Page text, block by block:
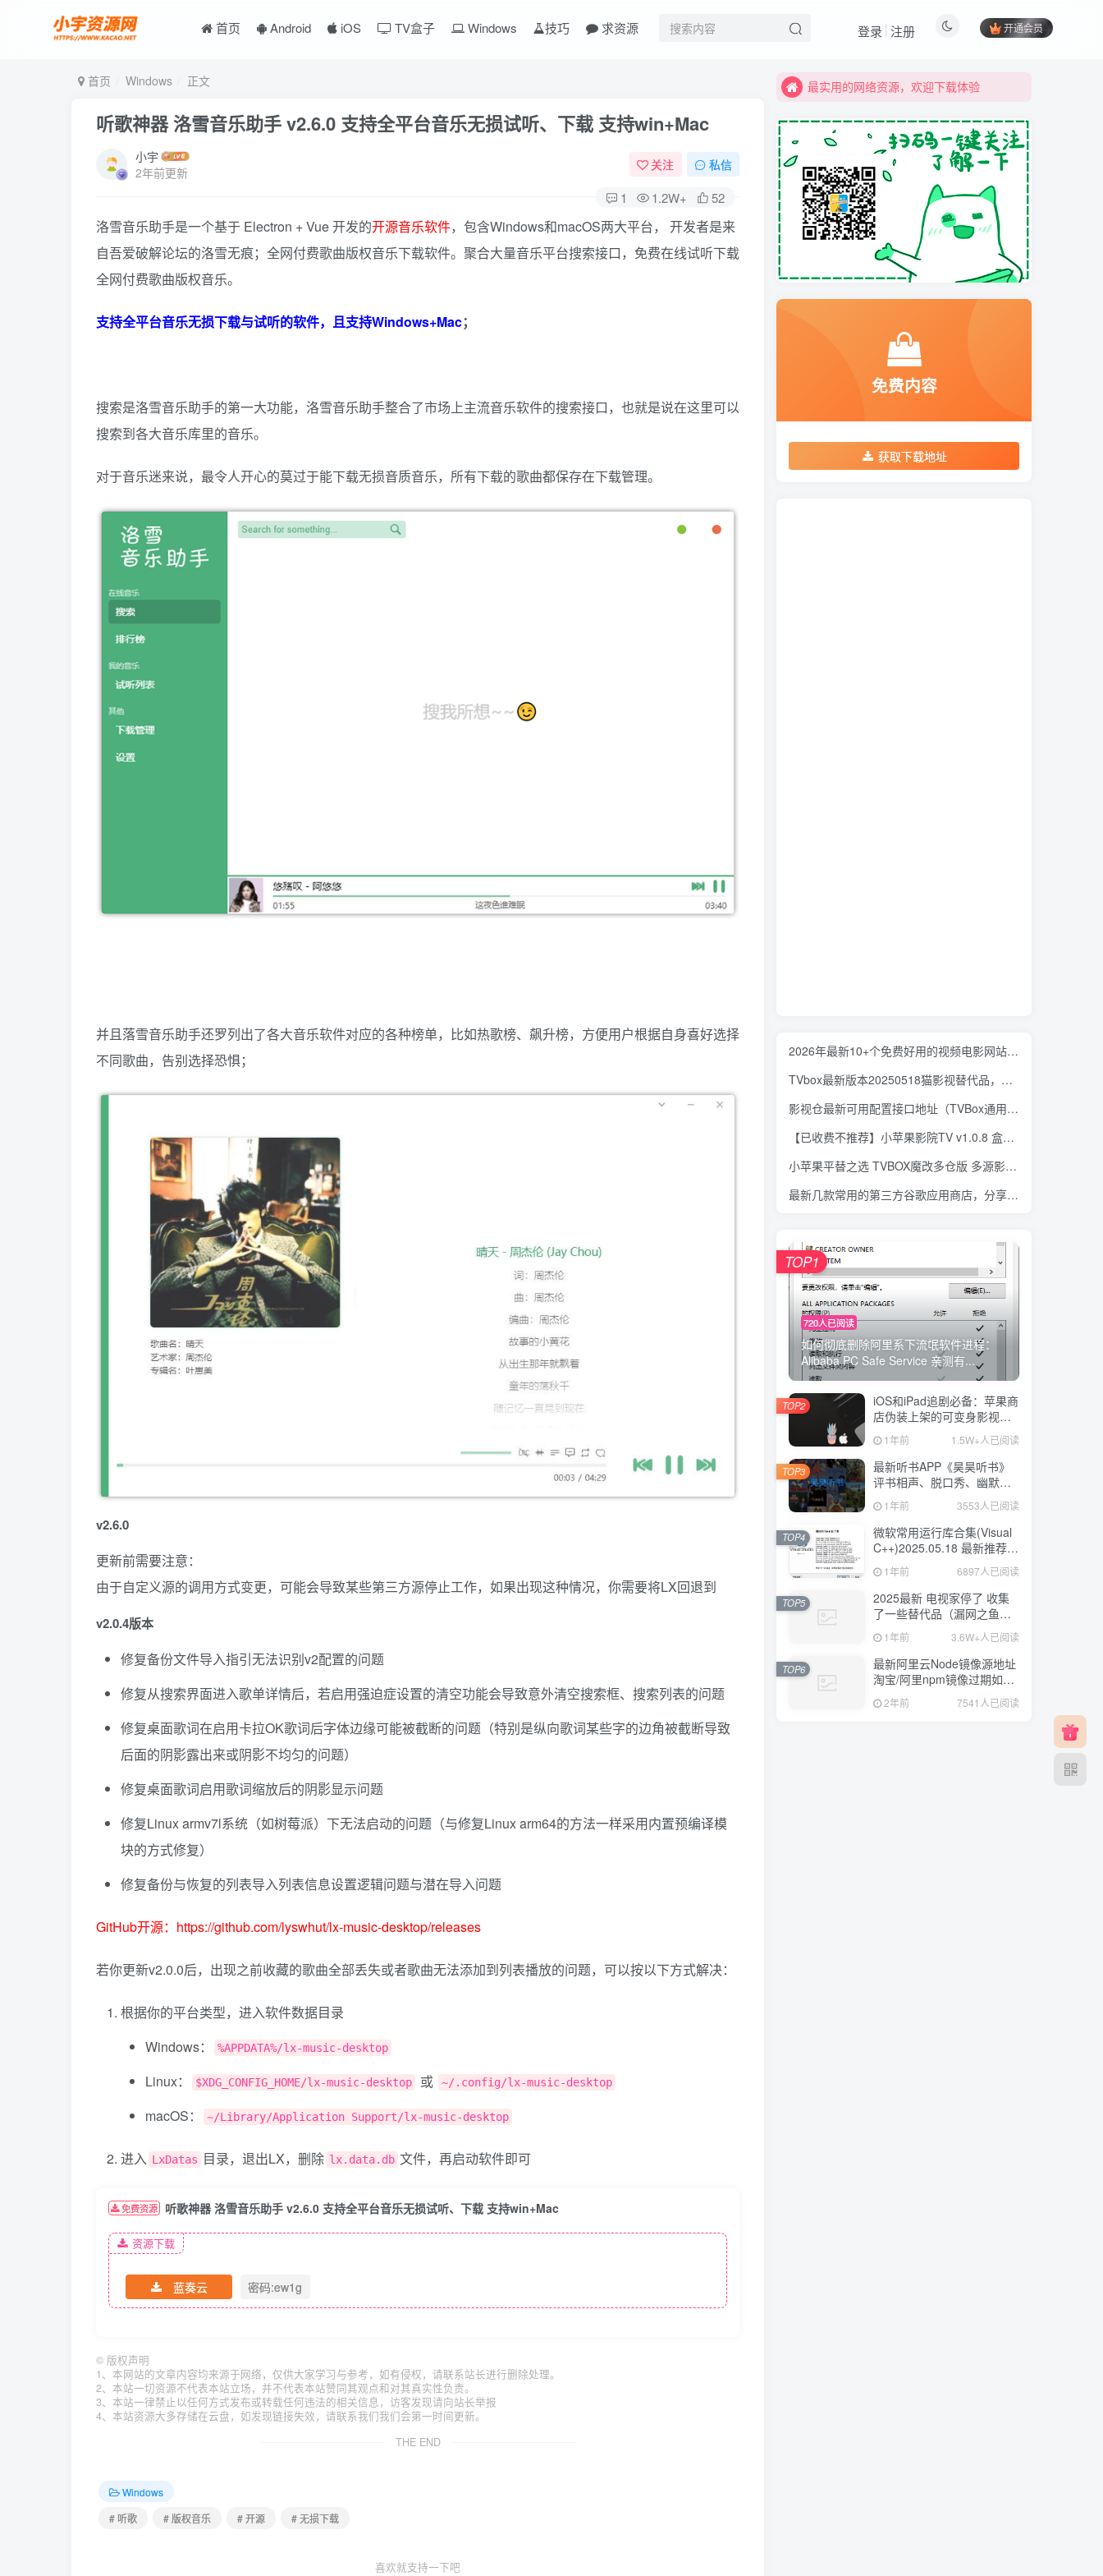
首页 Android iOS TV盒子 Windows 技巧 求资源 开通会员
登录 注册
首页 Windows 正文
听歌神器 洛雪音乐助手 v2.6.0 支持全平台音乐无损试听、下载 支持win+Mac
小宇
2年前更新
关注 私信
1 1.2W+ 52
洛雪音乐助手是一个基于 Electron + Vue 开发的开源音乐软件，包含Windows和macOS两大平台， 开发者是来
自吾爱破解论坛的洛雪无痕；全网付费歌曲版权音乐下载软件。聚合大量音乐平台搜索接口，免费在线试听下载
全网付费歌曲版权音乐。
支持全平台音乐无损下载与试听的软件，且支持Windows+Mac；
搜索是洛雪音乐助手的第一大功能，洛雪音乐助手整合了市场上主流音乐软件的搜索接口，也就是说在这里可以
搜索到各大音乐库里的音乐。
对于音乐迷来说，最令人开心的莫过于能下载无损音质音乐，所有下载的歌曲都保存在下载管理。
并且落雪音乐助手还罗列出了各大音乐软件对应的各种榜单，比如热歌榜、飙升榜，方便用户根据自身喜好选择
不同歌曲，告别选择恐惧；
v2.6.0
更新前需要注意：
由于自定义源的调用方式变更，可能会导致某些第三方源停止工作，如果出现这种情况，你需要将LX回退到
v2.0.4版本
修复备份文件导入指引无法识别v2配置的问题
修复从搜索界面进入歌单详情后，若启用强迫症设置的清空功能会导致意外清空搜索框、搜索列表的问题
修复桌面歌词在启用卡拉OK歌词后字体边缘可能被截断的问题（特别是纵向歌词某些字的边角被截断导致
后面的阴影露出来或阴影不均匀的问题）
修复桌面歌词启用歌词缩放后的阴影显示问题
修复Linux armv7l系统（如树莓派）下无法启动的问题（与修复Linux arm64的方法一样采用内置预编译模
块的方式修复）
修复备份与恢复的列表导入列表信息设置逻辑问题与潜在导入问题
GitHub开源：https://github.com/lyswhut/lx-music-desktop/releases
若你更新v2.0.0后，出现之前收藏的歌曲全部丢失或者歌曲无法添加到列表播放的问题，可以按以下方式解决：
根据你的平台类型，进入软件数据目录
Windows：
%APPDATA%/lx-music-desktop
Linux： $XDG_CONFIG_HOME/lx-music-desktop 或 ~/.config/lx-music-desktop
macOS： ~/Library/Application Support/lx-music-desktop
进入 LxDatas 目录，退出LX，删除 lx.data.db 文件，再启动软件即可
免费资源 听歌神器 洛雪音乐助手 v2.6.0 支持全平台音乐无损试听、下载 支持win+Mac
资源下载
蓝奏云 密码:ew1g
© 版权声明
1、本网站的文章内容均来源于网络，仅供大家学习与参考，如有侵权，请联系站长进行删除处理。
2、本站一切资源不代表本站立场，并不代表本站赞同其观点和对其真实性负责。
3、本站一律禁止以任何方式发布或转载任何违法的相关信息，访客发现请向站长举报
4、本站资源大多存储在云盘，如发现链接失效，请联系我们我们会第一时间更新。
THE END
Windows
# 听歌
# 版权音乐 # 开源 # 无损下载
喜欢就支持一下吧
免费内容
获取下载地址
最实用的网络资源，欢迎下载体验
最实用的网络资源，欢迎下载体验
免费内容
获取下载地址
2026年最新10+个免费好用的视频电影网站-免VIP一网打尽，持续更新
TVbox最新版本20250518猫影视替代品，吊打各类盒子！同样纯净，持续更新
影视仓最新可用配置接口地址（TVBox通用）持续更新ing
【已收费不推荐】小苹果影院TV v1.0.8 盒子版 最新独家主力源 盒子点播软件
小苹果平替之选 TVBOX魔改多仓版 多源影视聚合APP-影视仓v5.0.20附大量资源接口
最新几款常用的第三方谷歌应用商店，分享给大家，再也不需要谷歌商店就可下载谷歌应用了
720人已阅读
如何彻底删除阿里系下流氓软件进程：
Alibaba PC Safe Service 亲测有...
TOP1
iOS和iPad追剧必备：苹果商
店伪装上架的可变身影视
APP（持续更新）
1年前 1.5W+人已阅读
TOP2
最新听书APP《昊昊听书》
评书相声、脱口秀、幽默笑
话 已解锁会员 去广告版
1年前 3553人已阅读
TOP3
微软常用运行库合集(Visual
C++)2025.05.18 最新推荐版
1年前 6897人已阅读
TOP4
2025最新 电视家停了 收集
了一些替代品（漏网之鱼）
肉测好用 持续更新202505
1年前 3.6W+人已阅读
TOP5
最新阿里云Node镜像源地址
淘宝/阿里npm镜像过期如何
替换2年前 7541人已阅读
TOP6